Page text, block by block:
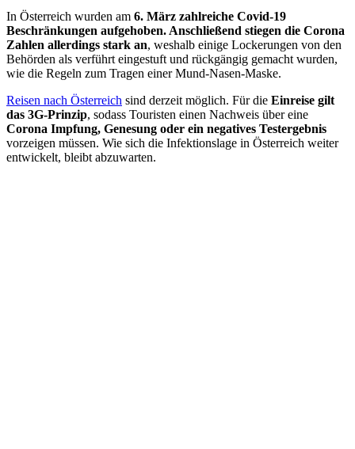
In Österreich wurden am 6. März zahlreiche Covid-19
Beschränkungen aufgehoben. Anschließend stiegen die Corona
Zahlen allerdings stark an, weshalb einige Lockerungen von den
Behörden als verführt eingestuft und rückgängig gemacht wurden,
wie die Regeln zum Tragen einer Mund-Nasen-Maske.
Reisen nach Österreich sind derzeit möglich. Für die Einreise gilt
das 3G-Prinzip, sodass Touristen einen Nachweis über eine
Corona Impfung, Genesung oder ein negatives Testergebnis
vorzeigen müssen. Wie sich die Infektionslage in Österreich weiter
entwickelt, bleibt abzuwarten.